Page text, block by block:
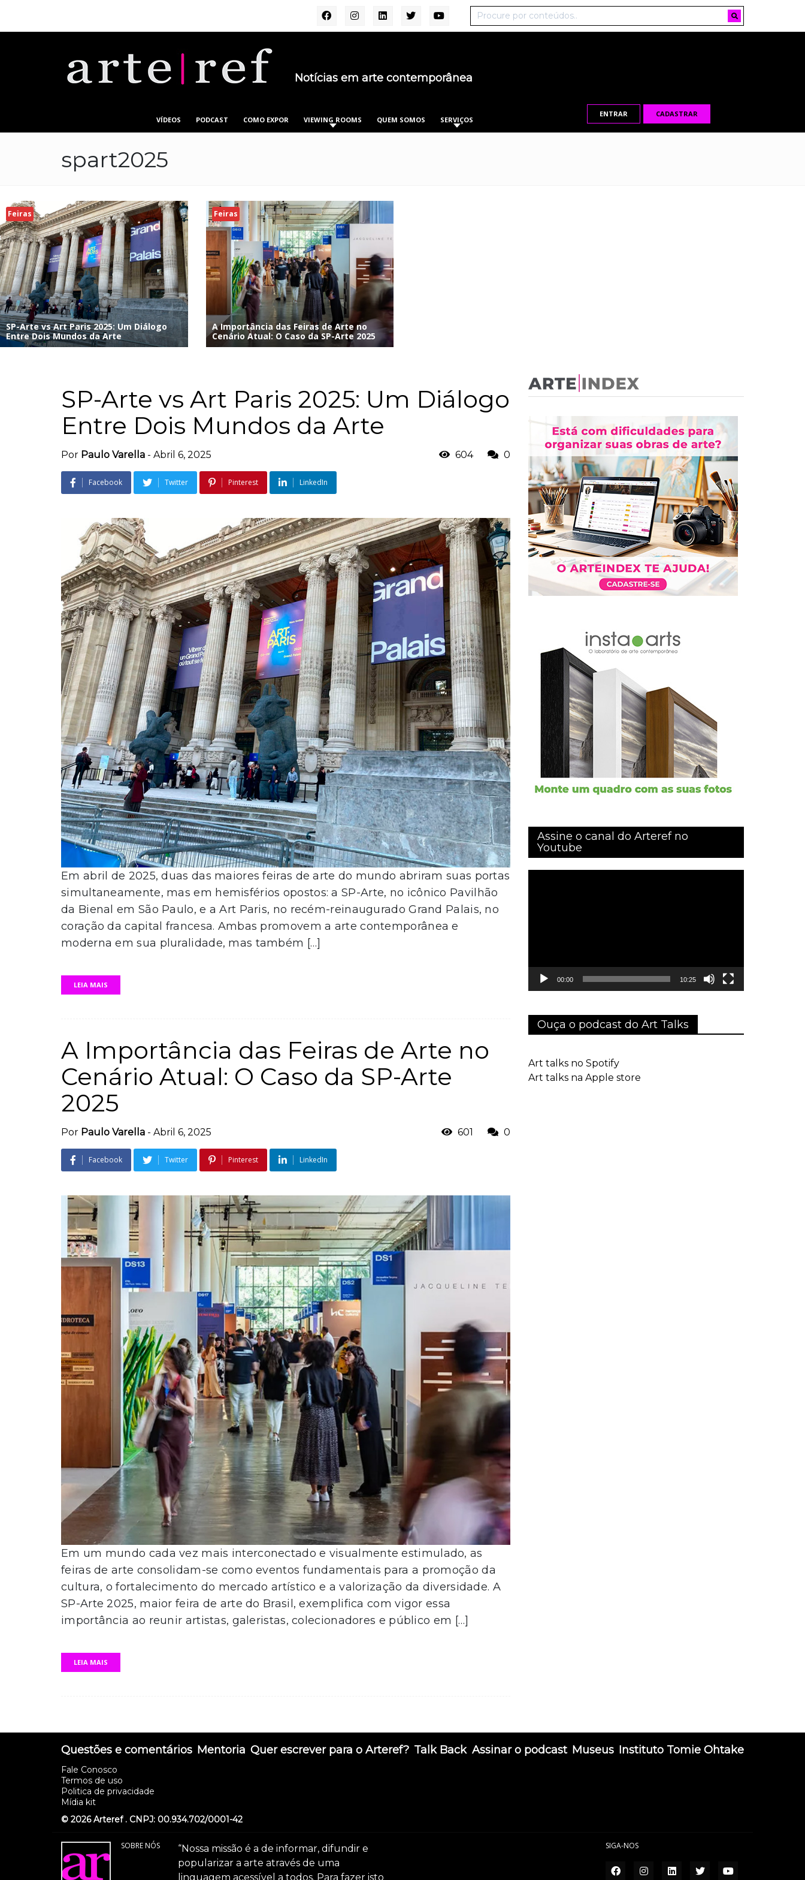
Notícias em arte contemporânea
VÍDEOS PODCAST COMO EXPOR VIEWING ROOMS QUEM SOMOS SERVIÇOS
ENTRAR CADASTRAR
spart2025
Feiras
SP-Arte vs Art Paris 2025: Um Diálogo
Entre Dois Mundos da Arte
Feiras
A Importância das Feiras de Arte no
Cenário Atual: O Caso da SP-Arte 2025
SP-Arte vs Art Paris 2025: Um Diálogo
Entre Dois Mundos da Arte
Por Paulo Varella - Abril 6, 2025 604 0
Facebook Twitter Pinterest LinkedIn
Em abril de 2025, duas das maiores feiras de arte do mundo abriram suas portas
simultaneamente, mas em hemisférios opostos: a SP-Arte, no icônico Pavilhão
da Bienal em São Paulo, e a Art Paris, no recém-reinaugurado Grand Palais, no
coração da capital francesa. Ambas promovem a arte contemporânea e
moderna em sua pluralidade, mas também […]
LEIA MAIS
A Importância das Feiras de Arte no
Cenário Atual: O Caso da SP-Arte
2025
Por Paulo Varella - Abril 6, 2025 601 0
Facebook Twitter Pinterest LinkedIn
Em um mundo cada vez mais interconectado e visualmente estimulado, as
feiras de arte consolidam-se como eventos fundamentais para a promoção da
cultura, o fortalecimento do mercado artístico e a valorização da diversidade. A
SP-Arte 2025, maior feira de arte do Brasil, exemplifica com vigor essa
importância ao reunir artistas, galeristas, colecionadores e público em […]
LEIA MAIS
Assine o canal do Arteref no
Youtube
00:00 10:25
Ouça o podcast do Art Talks
Art talks no Spotify
Art talks na Apple store
Questões e comentários
Fale Conosco
Termos de uso
Politica de privacidade
Mídia kit
Mentoria Quer escrever para o Arteref? Talk Back Assinar o podcast Museus Instituto Tomie Ohtake
© 2026 Arteref . CNPJ: 00.934.702/0001-42
SOBRE NÓS
“Nossa missão é a de informar, difundir e
popularizar a arte através de uma
linguagem acessível a todos. Para fazer isto
SIGA-NOS